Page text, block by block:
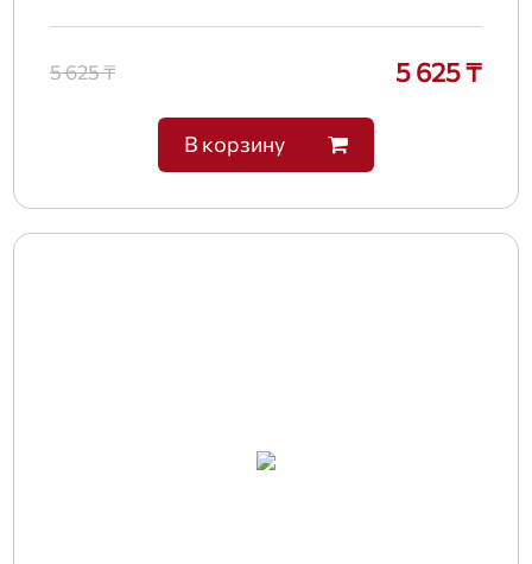
5 625 ₸ 5 625 ₸
В корзину